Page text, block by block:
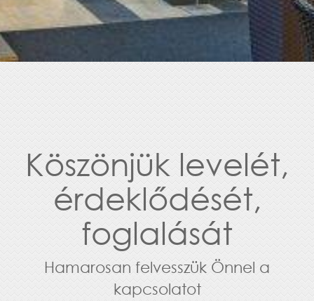
Köszönjük levelét,
érdeklődését,
foglalását
Hamarosan felvesszük Önnel a
kapcsolatot